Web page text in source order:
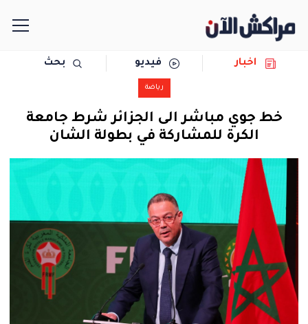
مجتمع
سياسة
رياضة
حوادث
دولية
المرأة
فنية
اخبار فيديو بحث
رياضة
خط جوي مباشر الى الجزائر شرط جامعة
الكرة للمشاركة في بطولة الشان